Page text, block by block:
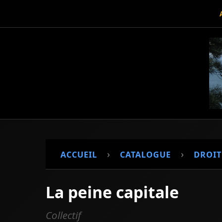
ACCUEIL › CATALOGUE › DROIT
La peine capitale
Collectif